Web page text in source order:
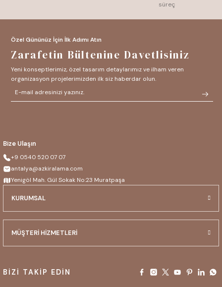
süreç
Bize Ulaşın
+9 0540 520 07 07
antalya@azkiralama.com
Yenigöl Mah. Gül Sokak No:23 Muratpaşa
KURUMSAL
MÜŞTERİ HİZMETLERİ
BİZİ TAKİP EDİN
Özel Gününüz İçin İlk Adımı Atın
Zarafetin Bültenine Davetlisiniz
Yeni konseptlerimiz, özel tasarım detaylarımız ve ilham veren
organizasyon projelerimizden ilk siz haberdar olun.